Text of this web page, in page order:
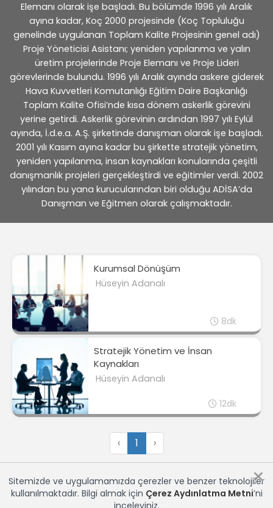
Elemanı olarak işe başladı. Bu bölümde 1996 yılı Aralık
ayına kadar, Koç 2000 projesinde (Koç Topluluğu
genelinde uygulanan Toplam Kalite Projesinin genel adı)
Proje Yöneticisi Asistanı; yeniden yapılanma ve yalın
üretim projelerinde Proje Elemanı ve Proje Lideri
görevlerinde bulundu. 1996 yılı Aralık ayında askere giderek
Hava Kuvvetleri Komutanlığı Eğitim Daire Başkanlığı
Toplam Kalite Ofisi’nde kısa dönem askerlik görevini
yerine getirdi. Askerlik görevinin ardından 1997 yılı Eylül
ayında, İ.d.e.a. A.Ş. şirketinde danışman olarak işe başladı.
2001 yılı Kasım ayına kadar bu şirkette stratejik yönetim,
yeniden yapılanma, insan kaynakları konularında çeşitli
danışmanlık projeleri gerçekleştirdi ve eğitimler verdi. 2002
yılından bu yana kurucularından biri olduğu ADİSA’da
Danışman ve Eğitmen olarak çalışmaktadır.
Kurumsal Dönüşüm
Hüseyin Adanalı
8dk
Stratejik Yönetim ve İnsan
Kaynakları
Hüseyin Adanalı
12dk
‹ 1 ›
×
Sitemizde ve uygulamamızda çerezler ve benzer teknolojiler
kullanılmaktadır. Bilgi almak için Çerez Aydınlatma Metni’ni
inceleyiniz.